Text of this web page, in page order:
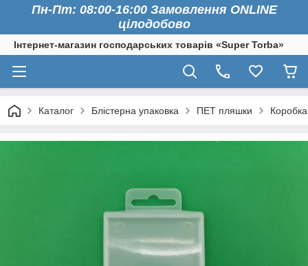
Пн-Пт: 08:00-16:00 Замовлення ONLINE
цілодобово
Інтернет-магазин господарських товарів «Super Torba»
Каталог Блістерна упаковка ПЕТ пляшки